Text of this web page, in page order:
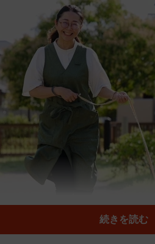
続きを読む